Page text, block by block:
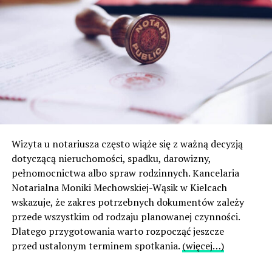
Wizyta u notariusza często wiąże się z ważną decyzją
dotyczącą nieruchomości, spadku, darowizny,
pełnomocnictwa albo spraw rodzinnych. Kancelaria
Notarialna Moniki Mechowskiej-Wąsik w Kielcach
wskazuje, że zakres potrzebnych dokumentów zależy
przede wszystkim od rodzaju planowanej czynności.
Dlatego przygotowania warto rozpocząć jeszcze
przed ustalonym terminem spotkania. (więcej…)